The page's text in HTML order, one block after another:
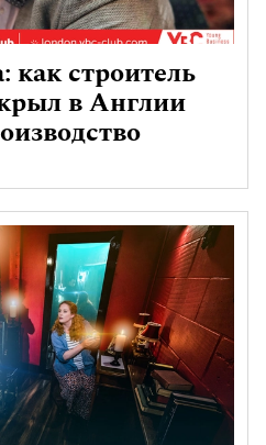
как строитель
в Англии